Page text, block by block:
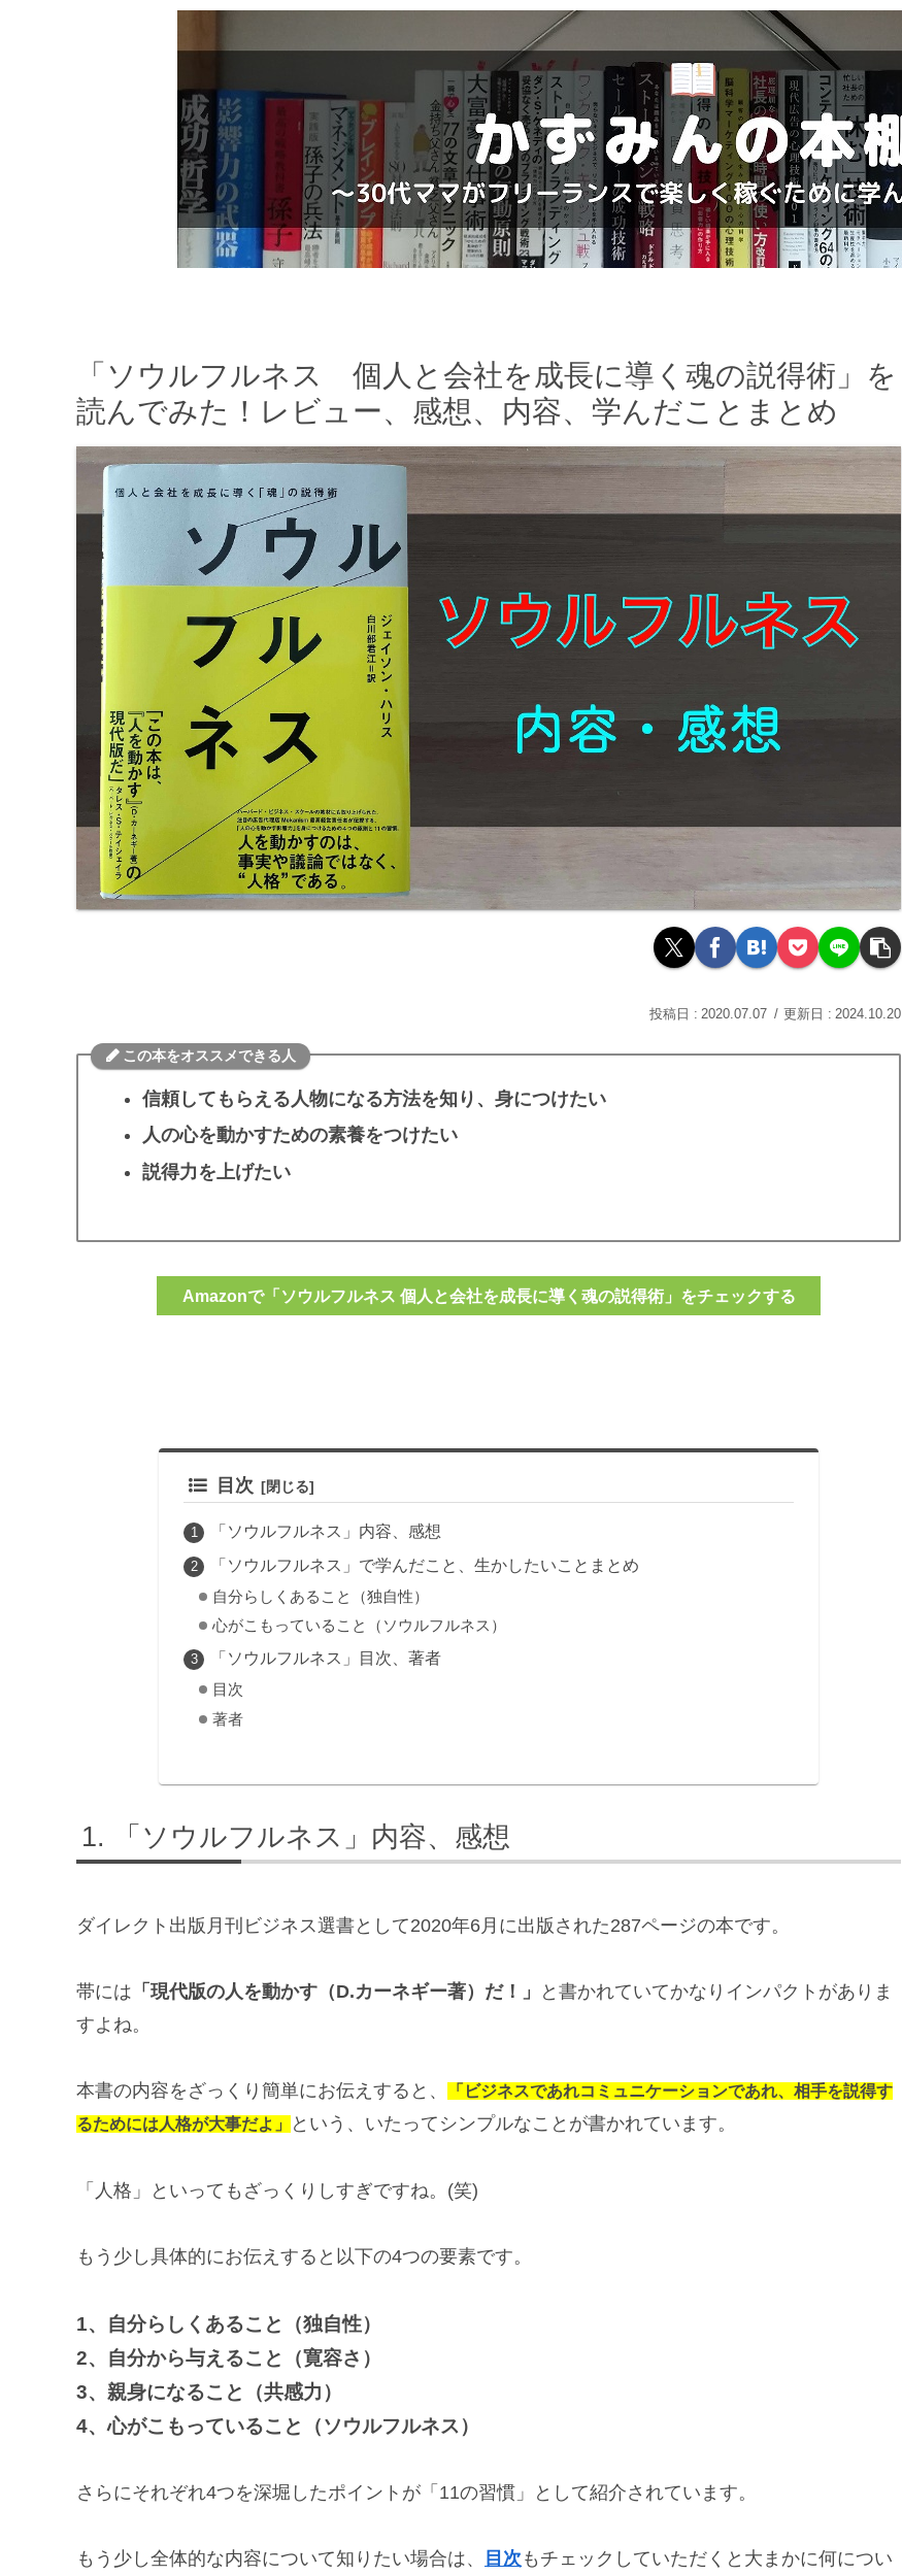
「ソウルフルネス 個人と会社を成長に導く魂の説得術」を
読んでみた！レビュー、感想、内容、学んだことまとめ
2020.07.07 2024.10.20
この本をオススメできる人
信頼してもらえる人物になる方法を知り、身につけたい
人の心を動かすための素養をつけたい
説得力を上げたい
Amazonで「ソウルフルネス 個人と会社を成長に導く魂の説得術」をチェックする
目次
「ソウルフルネス」内容、感想
「ソウルフルネス」で学んだこと、生かしたいことまとめ
自分らしくあること（独自性）
心がこもっていること（ソウルフルネス）
「ソウルフルネス」目次、著者
目次
著者
「ソウルフルネス」内容、感想
ダイレクト出版月刊ビジネス選書として2020年6月に出版された287ページの本です。
帯には 「現代版の人を動かす（D.カーネギー著）だ！」
と書かれていてかなりインパクトがありま
すよね。
本書の内容をざっくり簡単にお伝えすると、
「ビジネスであれコミュニケーションであれ、相手を説得す
るためには人格が大事だよ」
という、いたってシンプルなことが書かれています。
「人格」といってもざっくりしすぎですね。(笑)
もう少し具体的にお伝えすると以下の4つの要素です。
1、自分らしくあること（独自性）
2、自分から与えること（寛容さ）
3、親身になること（共感力）
4、心がこもっていること（ソウルフルネス）
さらにそれぞれ4つを深堀したポイントが「11の習慣」として紹介されています。
もう少し全体的な内容について知りたい場合は、 目次 もチェックしていただくと大まかに何につい